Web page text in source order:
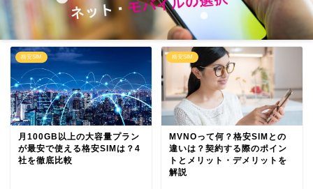
格安SIM
月100GB以上の大容量プラン
が最安で使える格安SIMは？4
社を徹底比較
格安SIM
MVNOって何？格安SIMとの
違いは？契約する際のポイン
トとメリット・デメリットを
解説